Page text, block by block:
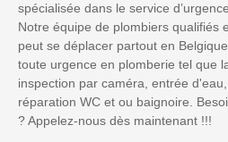
spécialisée dans le service
Notre équipe de plombiers qualifiés
peut se déplacer partout en
toute urgence en plomberie tel que
inspection par caméra, entrée
réparation WC et ou baignoire.
? Appelez-nous dès maintenant !!!